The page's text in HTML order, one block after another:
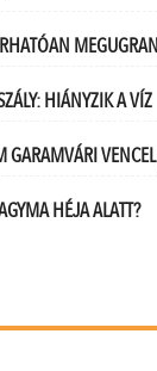
HIÁNYZIK A VÍZ
GARAMVÁRI
HÉJA ALATT?